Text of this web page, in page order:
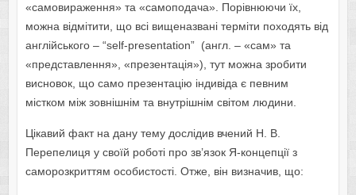
«самовираження» та «самоподача». Порівнюючи їх,
можна відмітити, що всі вищеназвані терміти походять від
англійського – “self-presentation” (англ. – «сам» та
«представлення», «презентація»), тут можна зробити
висновок, що само презентацію індивіда є певним
містком між зовнішнім та внутрішнім світом людини.
Цікавий факт на дану тему дослідив вчений Н. В.
Перепелиця у своїй роботі про зв’язок Я-концепції з
саморозкриттям особистості. Отже, він визначив, що: